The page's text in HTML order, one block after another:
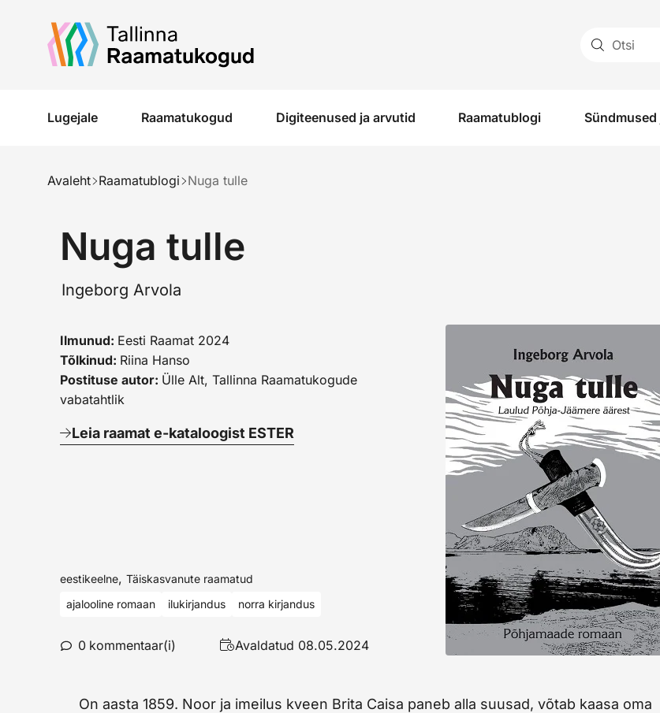
Lugejale Raamatukogud Digiteenused ja arvutid Raamatublogi
Avaleht Raamatublogi Nuga tulle
Nuga tulle
Ingeborg Arvola
Ilmunud: Eesti Raamat 2024
Tõlkinud: Riina Hanso
Postituse autor: Ülle Alt, Tallinna Raamatukogude
vabatahtlik
Leia raamat e-kataloogist ESTER
eestikeelne, Täiskasvanute raamatud
ajalooline romaan
ilukirjandus norra kirjandus
0 kommentaar(i) Avaldatud 08.05.2024
On aasta 1859. Noor ja imeilus kveen Brita Caisa paneb alla suusad, võtab kaasa oma